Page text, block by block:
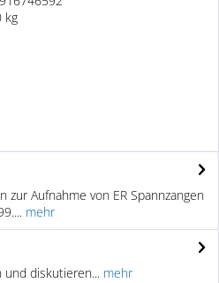
kg
Aufnahme von ER Spannzangen
mehr
und diskutieren... mehr